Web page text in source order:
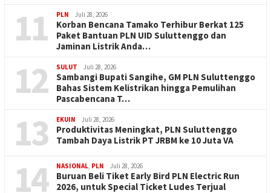
11 PLN Juli 28, 2026
Korban Bencana Tamako Terhibur Berkat 125
Paket Bantuan PLN UID Suluttenggo dan
Jaminan Listrik Anda…
12 SULUT Juli 28, 2026
Sambangi Bupati Sangihe, GM PLN Suluttenggo
Bahas Sistem Kelistrikan hingga Pemulihan
Pascabencana T…
13 EKUIN Juli 28, 2026
Produktivitas Meningkat, PLN Suluttenggo
Tambah Daya Listrik PT JRBM ke 10 Juta VA
14 NASIONAL PLN Juli 28, 2026
Buruan Beli Tiket Early Bird PLN Electric Run
2026, untuk Special Ticket Ludes Terjual